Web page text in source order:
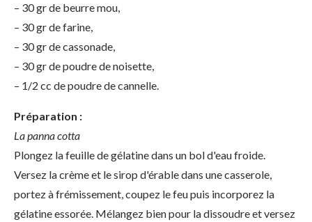
– 30 gr de beurre mou,
– 30 gr de farine,
– 30 gr de cassonade,
– 30 gr de poudre de noisette,
– 1/2 cc de poudre de cannelle.
Préparation :
La panna cotta
Plongez la feuille de gélatine dans un bol d'eau froide.
Versez la crème et le sirop d'érable dans une casserole,
portez à frémissement, coupez le feu puis incorporez la
gélatine essorée. Mélangez bien pour la dissoudre et versez